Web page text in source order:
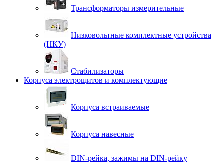
Трансформаторы измерительные
Низковольтные комплектные устройства
(НКУ)
Стабилизаторы
Корпуса электрощитов и комплектующие
Корпуса встраиваемые
Корпуса навесные
DIN-рейка, зажимы на DIN-рейку